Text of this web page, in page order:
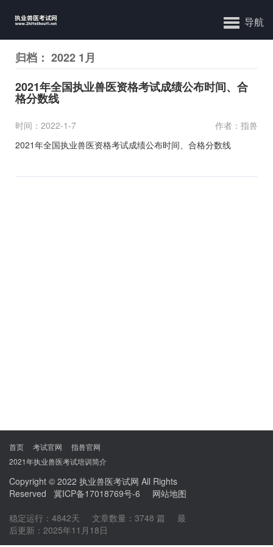
导航
归档： 2022 1月
2021年全国执业兽医资格考试成绩公布时间、合
格分数线
时间：2022-1-7
作者：指兽
2021年全国执业兽医资格考试成绩公布时间、合格分数线
首页 考试官网
指兽官网
2021年执业兽医考试培训简介
Copyright © 2022 执业兽医考试网 All Rights
Reserved 冀ICP备17018769号-6
网站地图
稳定运行：4842天 文章数量：3748 篇 最
后更新：2025年11月18日